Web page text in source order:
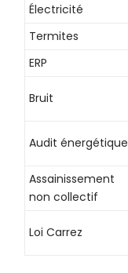
Électricité
Termites
ERP
Bruit
Audit énergétique
Assainissement
non collectif
Loi Carrez